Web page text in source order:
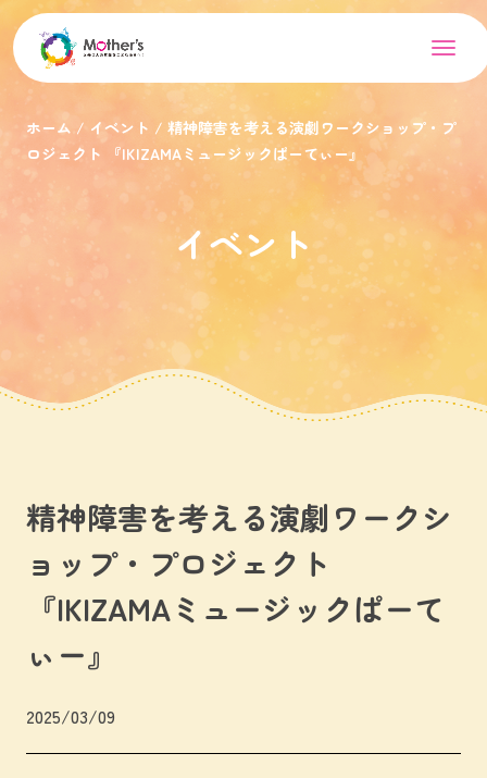
ホーム イベント
精神障害を考える演劇ワークショップ・プ
ロジェクト 『IKIZAMAミュージックぱーてぃー』
イベント
精神障害を考える演劇ワークシ
ョップ・プロジェクト
『IKIZAMAミュージックぱーて
ぃー』
2025/03/09